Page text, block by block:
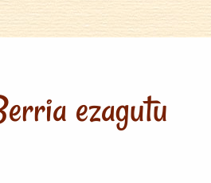
ezagutu